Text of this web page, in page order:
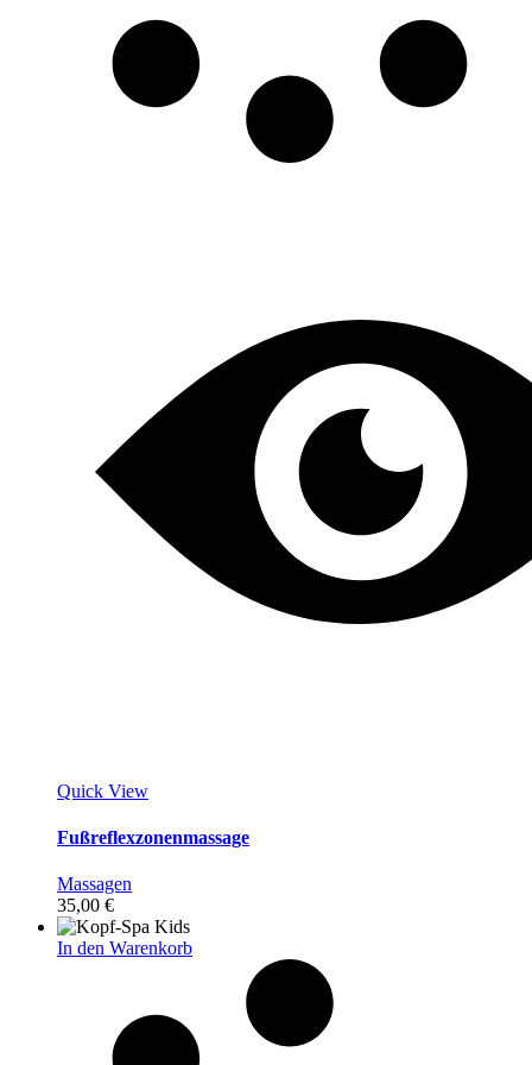
Quick View
Fußreflexzonenmassage
Massagen
35,00 €
In den Warenkorb